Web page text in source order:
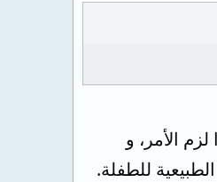
الأمر، و
للطفلة.